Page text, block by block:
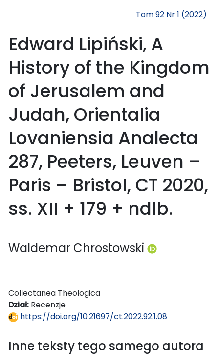
Tom 92 Nr 1 (2022)
Edward Lipiński, A
History of the Kingdom
of Jerusalem and
Judah, Orientalia
Lovaniensia Analecta
287, Peeters, Leuven –
Paris – Bristol, CT 2020,
ss. XII + 179 + ndlb.
Waldemar Chrostowski
Collectanea Theologica
Dział: Recenzje
https://doi.org/10.21697/ct.2022.92.1.08
Inne teksty tego samego autora